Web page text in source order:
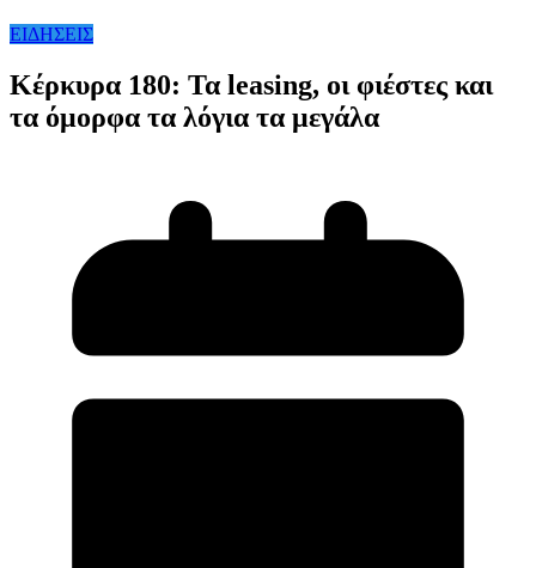
ΕΙΔΗΣΕΙΣ
Κέρκυρα 180: Τα leasing, οι φιέστες και
τα όμορφα τα λόγια τα μεγάλα